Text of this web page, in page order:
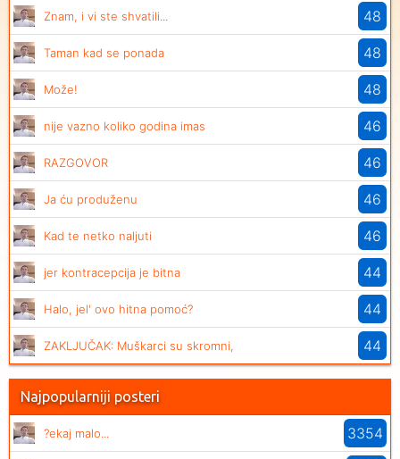
Znam, i vi ste shvatili... 48
Taman kad se ponada 48
Može! 48
nije vazno koliko godina imas 46
RAZGOVOR 46
Ja ću produženu 46
Kad te netko naljuti 46
jer kontracepcija je bitna 44
Halo, jel' ovo hitna pomoć? 44
ZAKLJUČAK: Muškarci su skromni, 44
Najpopularniji posteri
?ekaj malo... 3354